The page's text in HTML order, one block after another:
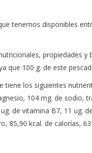
tenemos disponibles
propiedades
que 100 g. de este
los siguientes
104 mg. de sodio,
de vitamina B7, 11 ug.
85,90 kcal. de calorías,